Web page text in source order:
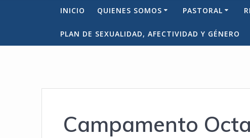
INICIO QUIENES SOMOS PASTORAL
PLAN DE SEXUALIDAD, AFECTIVIDAD Y GÉNERO
Campamento